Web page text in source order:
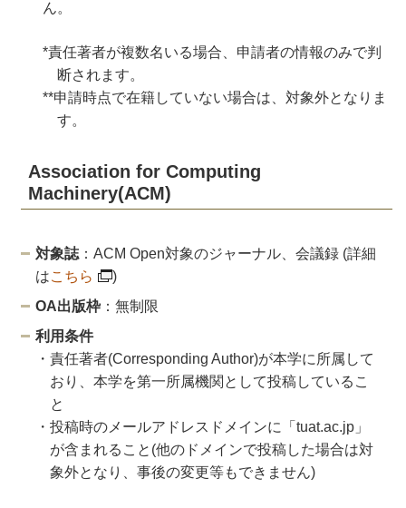
ん。
*責任著者が複数名いる場合、申請者の情報のみで判
断されます。
**申請時点で在籍していない場合は、対象外となりま
す。
Association for Computing
Machinery(ACM)
対象誌 ：ACM Open対象のジャーナル、会議録 (詳細
はこちら
)
OA出版枠：無制限
利用条件
・責任著者(Corresponding Author)が本学に所属して
おり、本学を第一所属機関として投稿しているこ
と
・投稿時のメールアドレスドメインに「tuat.ac.jp」
が含まれること(他のドメインで投稿した場合は対
象外となり、事後の変更等もできません)